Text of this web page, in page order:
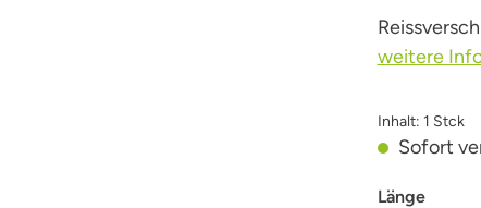
weitere
Inhalt: 1 Stck
Sofort
Länge